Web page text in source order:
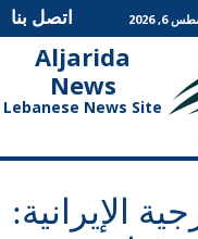
2026 اتصل بنا
Aljarida
News
Lebanese News Site
الإيرانية: